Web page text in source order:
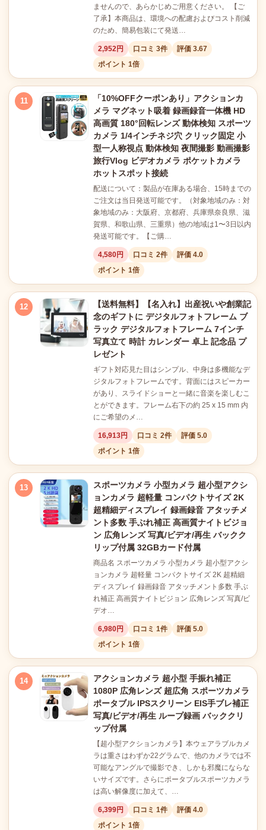
ませんので、あらかじめご用意ください。 【ご
了承】本商品は、環境への配慮およびコスト削減
のため、簡易包装にて発送…
2,952円 口コミ 3件
評価 3.67
ポイント 1倍
11
「10%OFFクーポンあり」アクションカ
メラ マグネット吸着 録画録音一体機 HD
高画質 180°回転レンズ 動体検知 スポーツ
カメラ 1/4インチネジ穴 クリック固定 小
型一人称視点 動体検知 夜間撮影 動画撮影
旅行Vlog ビデオカメラ ポケットカメラ
ホットスポット接続
配送について：製品が在庫ある場合、15時までの
ご注文は当日発送可能です。（対象地域のみ：対
象地域のみ：大阪府、京都府、兵庫県奈良県、滋
賀県、和歌山県、三重県）他の地域は1〜3日以内
発送可能です。【ご購…
4,580円 口コミ 2件
評価 4.0
ポイント 1倍
12
【送料無料】【名入れ】出産祝いや創業記
念のギフトに デジタルフォトフレーム ブ
ラック デジタルフォトフレーム 7インチ
写真立て 時計 カレンダー 卓上 記念品 プ
レゼント
ギフト対応見た目はシンプル、中身は多機能なデ
ジタルフォトフレームです。背面にはスピーカー
があり、スライドショーと一緒に音楽を楽しむこ
とができます。フレーム右下の約 25 x 15 mm 内
にご希望のメ…
16,913円 口コミ 2件
評価 5.0
ポイント 1倍
13
スポーツカメラ 小型カメラ 超小型アクシ
ョンカメラ 超軽量 コンパクトサイズ 2K
超精細ディスプレイ 録画録音 アタッチメ
ント多数 手ぶれ補正 高画質ナイトビジョ
ン 広角レンズ 写真/ビデオ/再生 バックク
リップ付属 32GBカード付属
商品名 スポーツカメラ 小型カメラ 超小型アクシ
ョンカメラ 超軽量 コンパクトサイズ 2K 超精細
ディスプレイ 録画録音 アタッチメント多数 手ぶ
れ補正 高画質ナイトビジョン 広角レンズ 写真/ビ
デオ…
6,980円 口コミ 1件
評価 5.0
ポイント 1倍
14
アクションカメラ 超小型 手振れ補正
1080P 広角レンズ 超広角 スポーツカメラ
ポータブル IPSスクリーン EIS手ブレ補正
写真/ビデオ/再生 ループ録画 バッククリ
ップ付属
【超小型アクションカメラ】本ウェアラブルカメ
ラは重さはわずか22グラムで、他のカメラでは不
可能なアングルで撮影でき、しかも邪魔にならな
いサイズです。さらにポータブルスポーツカメラ
は高い解像度に加えて、…
6,399円 口コミ 1件
評価 4.0
ポイント 1倍